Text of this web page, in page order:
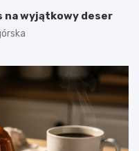
na wyjątkowy deser